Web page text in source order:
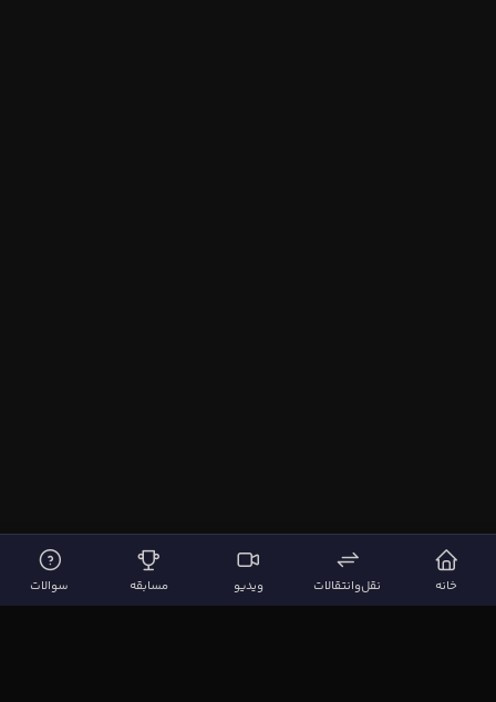
خانه نقل‌وانتقالات ویدیو مسابقه سوالات